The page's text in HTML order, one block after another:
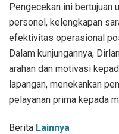
Pengecekan ini bertujuan
personel, kelengkapan
efektivitas operasional
Dalam kunjungannya,
arahan dan motivasi
lapangan, menekankan
pelayanan prima kepada
Berita Lainnya